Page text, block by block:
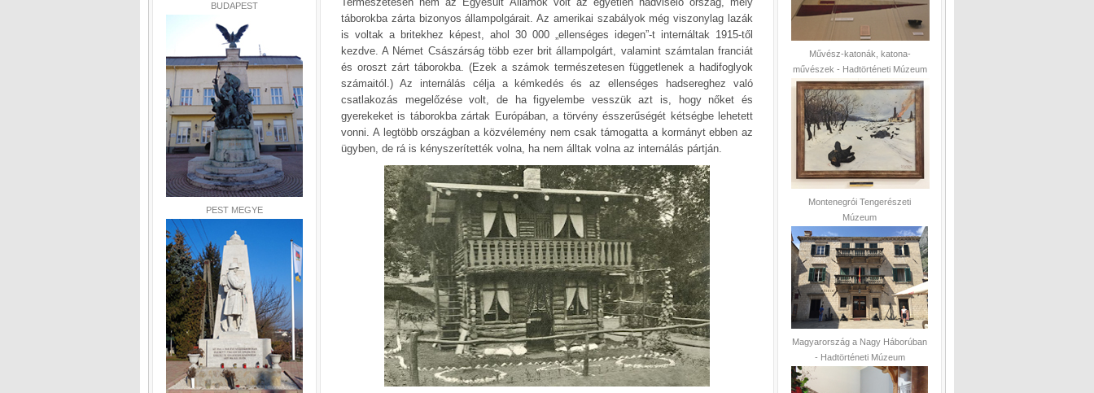
BUDAPEST
PEST MEGYE
táborokba zárta bizonyos állampolgárait. Az amerikai szabályok még viszonylag lazák
is voltak a britekhez képest, ahol 30 000 „ellenséges idegen”-t internáltak 1915-től
kezdve. A Német Császárság több ezer brit állampolgárt, valamint számtalan franciát
és oroszt zárt táborokba. (Ezek a számok természetesen függetlenek a hadifoglyok
számaitól.) Az internálás célja a kémkedés és az ellenséges hadsereghez való
csatlakozás megelőzése volt, de ha figyelembe vesszük azt is, hogy nőket és
gyerekeket is táborokba zártak Európában, a törvény ésszerűségét kétségbe lehetett
vonni. A legtöbb országban a közvélemény nem csak támogatta a kormányt ebben az
ügyben, de rá is kényszerítették volna, ha nem álltak volna az internálás pártján.
Művész-katonák, katona-
művészek - Hadtörténeti Múzeum
Montenegrói Tengerészeti
Múzeum
Magyarország a Nagy Háborúban
- Hadtörténeti Múzeum